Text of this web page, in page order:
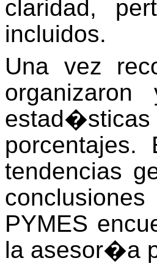
claridad,
incluidos.
Una vez
organizaron
tendencias
PYMES
la asesor�a